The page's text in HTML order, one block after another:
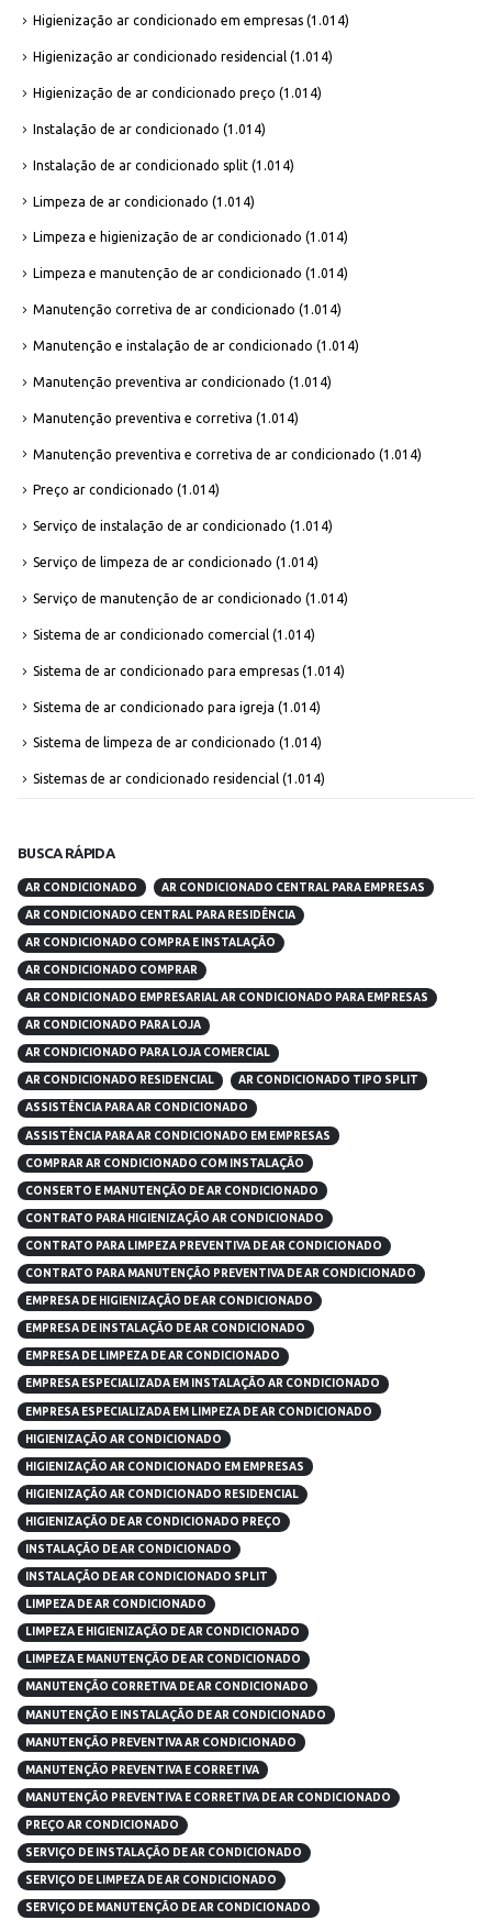
Higienização ar condicionado em empresas (1.014)
Higienização ar condicionado residencial (1.014)
Higienização de ar condicionado preço (1.014)
Instalação de ar condicionado (1.014)
Instalação de ar condicionado split (1.014)
Limpeza de ar condicionado (1.014)
Limpeza e higienização de ar condicionado (1.014)
Limpeza e manutenção de ar condicionado (1.014)
Manutenção corretiva de ar condicionado (1.014)
Manutenção e instalação de ar condicionado (1.014)
Manutenção preventiva ar condicionado (1.014)
Manutenção preventiva e corretiva (1.014)
Manutenção preventiva e corretiva de ar condicionado (1.014)
Preço ar condicionado (1.014)
Serviço de instalação de ar condicionado (1.014)
Serviço de limpeza de ar condicionado (1.014)
Serviço de manutenção de ar condicionado (1.014)
Sistema de ar condicionado comercial (1.014)
Sistema de ar condicionado para empresas (1.014)
Sistema de ar condicionado para igreja (1.014)
Sistema de limpeza de ar condicionado (1.014)
Sistemas de ar condicionado residencial (1.014)
BUSCA RÁPIDA
AR CONDICIONADO AR CONDICIONADO CENTRAL PARA EMPRESAS
AR CONDICIONADO CENTRAL PARA RESIDÊNCIA
AR CONDICIONADO COMPRA E INSTALAÇÃO
AR CONDICIONADO COMPRAR
AR CONDICIONADO EMPRESARIAL AR CONDICIONADO PARA EMPRESAS
AR CONDICIONADO PARA LOJA
AR CONDICIONADO PARA LOJA COMERCIAL
AR CONDICIONADO RESIDENCIAL AR CONDICIONADO TIPO SPLIT
ASSISTÊNCIA PARA AR CONDICIONADO
ASSISTÊNCIA PARA AR CONDICIONADO EM EMPRESAS
COMPRAR AR CONDICIONADO COM INSTALAÇÃO
CONSERTO E MANUTENÇÃO DE AR CONDICIONADO
CONTRATO PARA HIGIENIZAÇÃO AR CONDICIONADO
CONTRATO PARA LIMPEZA PREVENTIVA DE AR CONDICIONADO
CONTRATO PARA MANUTENÇÃO PREVENTIVA DE AR CONDICIONADO
EMPRESA DE HIGIENIZAÇÃO DE AR CONDICIONADO
EMPRESA DE INSTALAÇÃO DE AR CONDICIONADO
EMPRESA DE LIMPEZA DE AR CONDICIONADO
EMPRESA ESPECIALIZADA EM INSTALAÇÃO AR CONDICIONADO
EMPRESA ESPECIALIZADA EM LIMPEZA DE AR CONDICIONADO
HIGIENIZAÇÃO AR CONDICIONADO
HIGIENIZAÇÃO AR CONDICIONADO EM EMPRESAS
HIGIENIZAÇÃO AR CONDICIONADO RESIDENCIAL
HIGIENIZAÇÃO DE AR CONDICIONADO PREÇO
INSTALAÇÃO DE AR CONDICIONADO
INSTALAÇÃO DE AR CONDICIONADO SPLIT
LIMPEZA DE AR CONDICIONADO
LIMPEZA E HIGIENIZAÇÃO DE AR CONDICIONADO
LIMPEZA E MANUTENÇÃO DE AR CONDICIONADO
MANUTENÇÃO CORRETIVA DE AR CONDICIONADO
MANUTENÇÃO E INSTALAÇÃO DE AR CONDICIONADO
MANUTENÇÃO PREVENTIVA AR CONDICIONADO
MANUTENÇÃO PREVENTIVA E CORRETIVA
MANUTENÇÃO PREVENTIVA E CORRETIVA DE AR CONDICIONADO
PREÇO AR CONDICIONADO
SERVIÇO DE INSTALAÇÃO DE AR CONDICIONADO
SERVIÇO DE LIMPEZA DE AR CONDICIONADO
SERVIÇO DE MANUTENÇÃO DE AR CONDICIONADO